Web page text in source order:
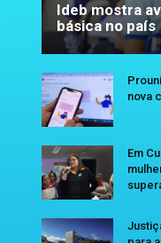
Ideb mostra
básica no país
nova
Em